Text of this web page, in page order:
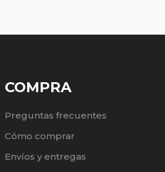
COMPRA
Preguntas frecuentes
Cómo comprar
Envíos y entregas